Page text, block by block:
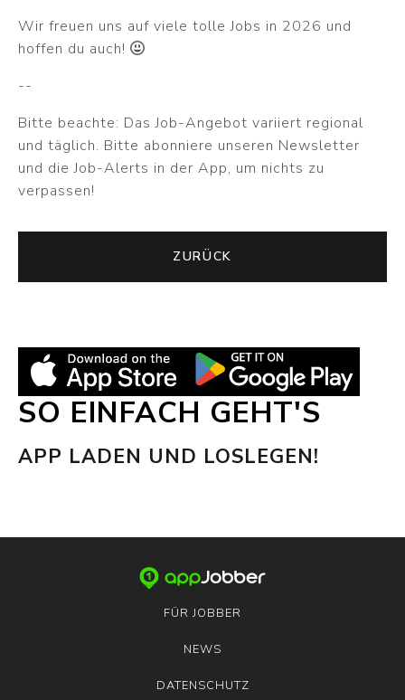
Wir freuen uns auf viele tolle Jobs in 2026 und
hoffen du auch!
--
Bitte beachte: Das Job-Angebot variiert regional
und täglich. Bitte abonniere unseren Newsletter
und die Job-Alerts in der App, um nichts zu
verpassen!
ZURÜCK
SO EINFACH GEHT'S
APP LADEN UND LOSLEGEN!
FÜR JOBBER
NEWS
DATENSCHUTZ